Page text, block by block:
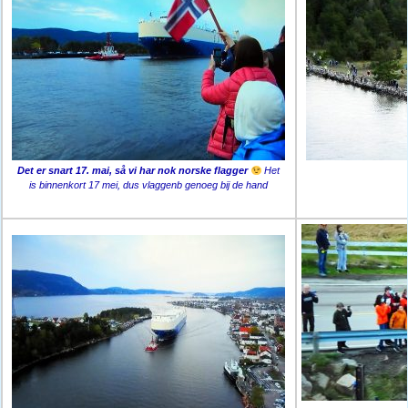
Det er snart 17. mai, så vi har nok norske flagger
Het
is binnenkort 17 mei, dus vlaggenb genoeg bij de hand